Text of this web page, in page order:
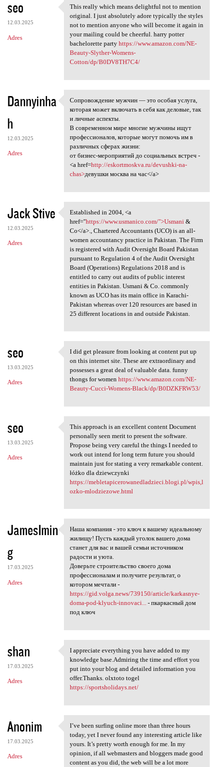
seo
12.03.2025
Adres
This really which means
This really which means delightful not to mention
original. I just absolutely adore typically the styles
not to mention anyone who will become it again in
your mailing could be cheerful. harry potter
bachelorette party https://www.amazon.com/NE-
Beauty-Slyther-Womens-
Cotton/dp/B0DV8TH7C4/
Dannyinha
h
12.03.2025
Adres
Сопровождение мужчин — это
Сопровождение мужчин — это особая услуга,
которая может включать в себя как деловые, так
и личные аспекты.
В современном мире многие мужчины ищут
профессионалов, которые могут помочь им в
различных сферах жизни:
от бизнес-мероприятий до социальных встреч -
<a href=http://eskortmoskva.ru/devushki-na-
chas>девушки москва на час</a>
Jack Stive
12.03.2025
Adres
Established in 2004, <a href=
Established in 2004, <a
href="https://www.usmanico.com/">Usmani &
Co</a>., Chartered Accountants (UCO) is an all-
women accountancy practice in Pakistan. The Firm
is registered with Audit Oversight Board Pakistan
pursuant to Regulation 4 of the Audit Oversight
Board (Operations) Regulations 2018 and is
entitled to carry out audits of public interest
entities in Pakistan. Usmani & Co. commonly
known as UCO has its main office in Karachi-
Pakistan whereas over 120 resources are based in
25 different locations in and outside Pakistan.
seo
13.03.2025
Adres
I did get pleasure from
I did get pleasure from looking at content put up
on this internet site. These are extraordinary and
possesses a great deal of valuable data. funny
thongs for women https://www.amazon.com/NE-
Beauty-Cucci-Womens-Black/dp/B0DZKFRW53/
seo
13.03.2025
Adres
This approach is an excellent
This approach is an excellent content Document
personally seen merit to present the software.
Propose being very careful the things I needed to
work out intend for long term future you should
maintain just for stating a very remarkable content.
łóżko dla dziewczynki
https://mebletapicerowanedladzieci.blogi.pl/wpis,l
ozko-mlodziezowe.html
JamesImin
g
17.03.2025
Adres
Наша компания - это ключ к
Наша компания - это ключ к вашему идеальному
жилищу! Пусть каждый уголок вашего дома
станет для вас и вашей семьи источником
радости и уюта.
Доверьте строительство своего дома
профессионалам и получите результат, о
котором мечтали -
https://gid.volga.news/739150/article/karkasnye-
doma-pod-klyuch-innovaci...- пкаркасный дом
под ключ
shan
17.03.2025
Adres
I appreciate everything you
I appreciate everything you have added to my
knowledge base.Admiring the time and effort you
put into your blog and detailed information you
offer.Thanks. olxtoto togel
https://sportsholidays.net/
Anonim
17.03.2025
Adres
I’ve been surfing online more
I’ve been surfing online more than three hours
today, yet I never found any interesting article like
yours. It’s pretty worth enough for me. In my
opinion, if all webmasters and bloggers made good
content as you did, the web will be a lot more